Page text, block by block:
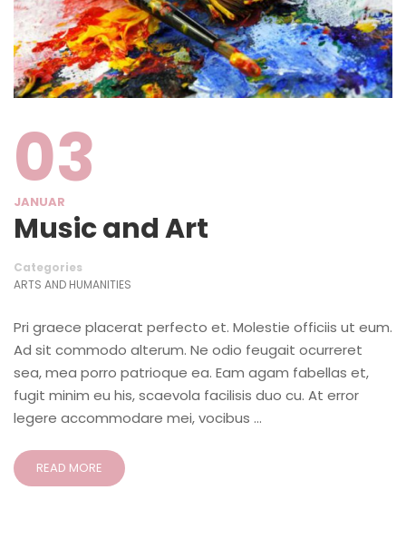
03
JANUAR
Music and Art
Categories
ARTS AND HUMANITIES
Pri graece placerat perfecto et. Molestie officiis ut eum.
Ad sit commodo alterum. Ne odio feugait ocurreret
sea, mea porro patrioque ea. Eam agam fabellas et,
fugit minim eu his, scaevola facilisis duo cu. At error
legere accommodare mei, vocibus …
READ MORE